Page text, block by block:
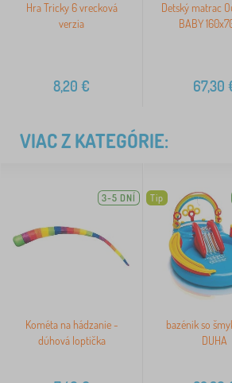
Hra Tricky 6 vrecková
verzia
8,20 €
Detský matrac
BABY
67,30
VIAC Z KATEGÓRIE:
3-5 DNÍ
Kométa na hádzanie -
dúhová loptička
Tip
bazénik so
DUHA